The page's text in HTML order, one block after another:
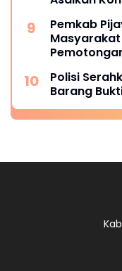
Pemkab
Masyarakat
Polisi
Barang